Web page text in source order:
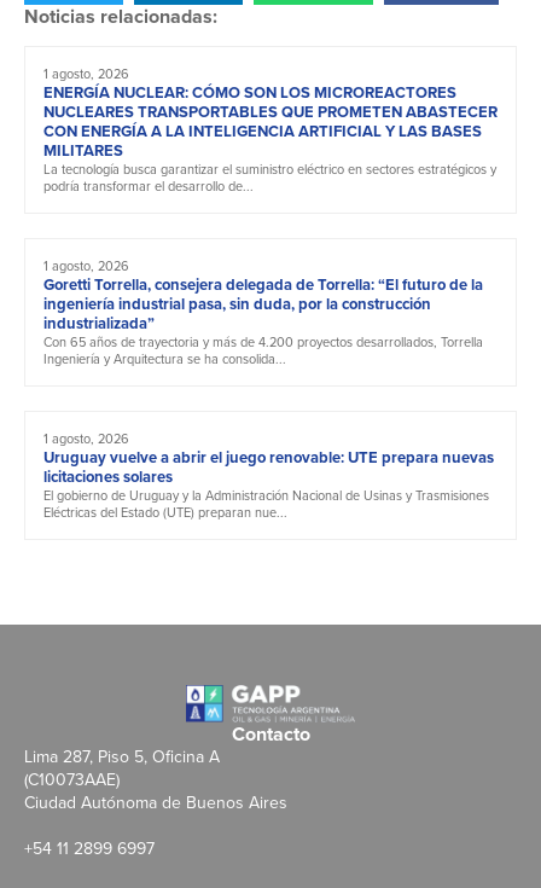
Noticias relacionadas:
1 agosto, 2026
ENERGÍA NUCLEAR: CÓMO SON LOS MICROREACTORES
NUCLEARES TRANSPORTABLES QUE PROMETEN ABASTECER
CON ENERGÍA A LA INTELIGENCIA ARTIFICIAL Y LAS BASES
MILITARES
La tecnología busca garantizar el suministro eléctrico en sectores estratégicos y
podría transformar el desarrollo de...
1 agosto, 2026
Goretti Torrella, consejera delegada de Torrella: “El futuro de la
ingeniería industrial pasa, sin duda, por la construcción
industrializada”
Con 65 años de trayectoria y más de 4.200 proyectos desarrollados, Torrella
Ingeniería y Arquitectura se ha consolida...
1 agosto, 2026
Uruguay vuelve a abrir el juego renovable: UTE prepara nuevas
licitaciones solares
El gobierno de Uruguay y la Administración Nacional de Usinas y Trasmisiones
Eléctricas del Estado (UTE) preparan nue...
Contacto
Lima 287, Piso 5, Oficina A
(C10073AAE)
Ciudad Autónoma de Buenos Aires
+54 11 2899 6997